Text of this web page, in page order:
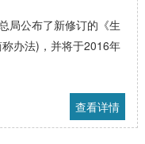
公布了新修订的《生
办法)，并将于2016年
查看详情